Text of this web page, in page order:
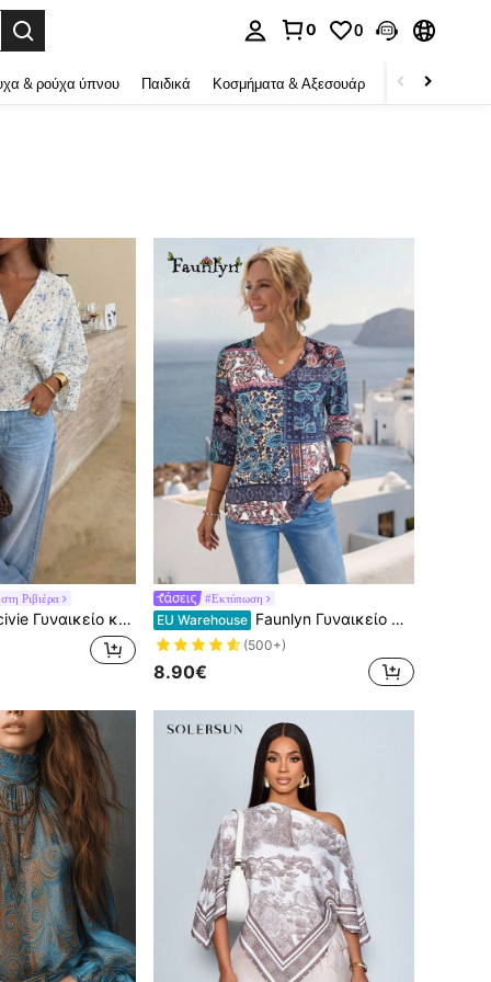
0 0
& ρούχα ύπνου Παιδικά Κοσμήματα & Αξεσουάρ Ομορφιά & υγεία
Ριβιέρα
τοπ με λαιμόκοψη V και μανίκια φτερικού, λευκό με μπλε λουλουδένιο τύπωμα, καλοκαιρινό boho για διακοπές, ταξίδια, Y2K πάρτι
#Εκτύπωση
EU Warehouse Faunlyn Γυναικείο πουκάμισο με στάμπα Paisley Holiday Leisure
(500+)
8.90€